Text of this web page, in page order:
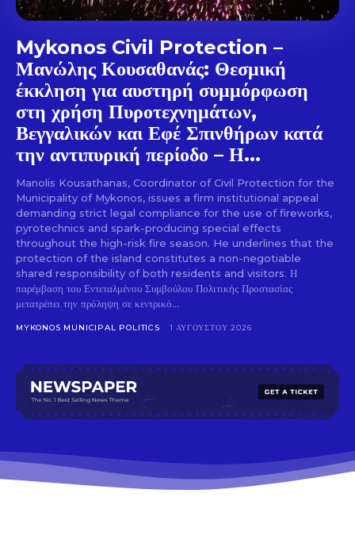
Mykonos Civil Protection –
Μανώλης Κουσαθανάς: Θεσμική
έκκληση για αυστηρή συμμόρφωση
στη χρήση Πυροτεχνημάτων,
Βεγγαλικών και Εφέ Σπινθήρων κατά
την αντιπυρική περίοδο – Η...
Manolis Kousathanas, Coordinator of Civil Protection for the
Municipality of Mykonos, issues a firm institutional appeal
demanding strict legal compliance for the use of fireworks,
pyrotechnics and spark-producing special effects
throughout the high-risk fire season. He underlines that the
protection of the island constitutes a non-negotiable
shared responsibility of both residents and visitors. Η
παρέμβαση του Εντεταλμένου Συμβούλου Πολιτικής Προστασίας
μετατρέπει την πρόληψη σε κεντρικό...
MYKONOS MUNICIPAL POLITICS 1 ΑΥΓΟΎΣΤΟΥ 2026